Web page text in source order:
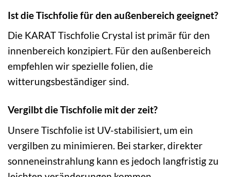
Ist die Tischfolie für den außenbereich geeignet?
Die KARAT Tischfolie Crystal ist primär für den
innenbereich konzipiert. Für den außenbereich
empfehlen wir spezielle folien, die
witterungsbeständiger sind.
Vergilbt die Tischfolie mit der zeit?
Unsere Tischfolie ist UV-stabilisiert, um ein
vergilben zu minimieren. Bei starker, direkter
sonneneinstrahlung kann es jedoch langfristig zu